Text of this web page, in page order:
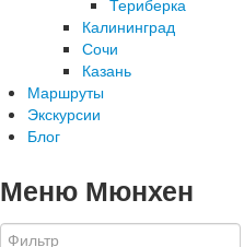
Териберка
Калининград
Сочи
Казань
Маршруты
Экскурсии
Блог
Меню Мюнхен